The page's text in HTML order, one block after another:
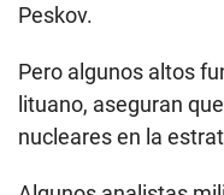
Peskov.
Pero algunos altos
lituano, aseguran
nucleares en la